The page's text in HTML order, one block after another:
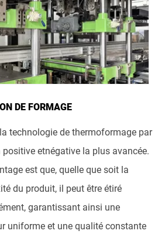
DE FORMAGE
la technologie de thermoformage par
positive etnégative la plus avancée.
est que, quelle que soit la
du produit, il peut être étiré
garantissant ainsi une
uniforme et une qualité constante